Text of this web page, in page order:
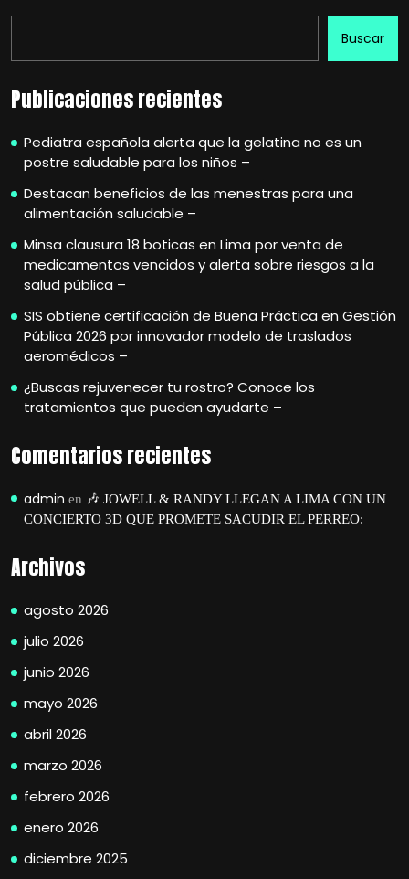
Buscar
Publicaciones recientes
Pediatra española alerta que la gelatina no es un
postre saludable para los niños –
Destacan beneficios de las menestras para una
alimentación saludable –
Minsa clausura 18 boticas en Lima por venta de
medicamentos vencidos y alerta sobre riesgos a la
salud pública –
SIS obtiene certificación de Buena Práctica en Gestión
Pública 2026 por innovador modelo de traslados
aeromédicos –
¿Buscas rejuvenecer tu rostro? Conoce los
tratamientos que pueden ayudarte –
Comentarios recientes
admin en 🎶 JOWELL & RANDY LLEGAN A LIMA CON UN
CONCIERTO 3D QUE PROMETE SACUDIR EL PERREO:
Archivos
agosto 2026
julio 2026
junio 2026
mayo 2026
abril 2026
marzo 2026
febrero 2026
enero 2026
diciembre 2025